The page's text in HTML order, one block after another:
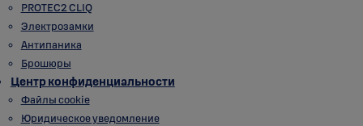
PROTEC2 CLIQ
Электрозамки
Антипаника
Брошюры
Центр конфиденциальности
Файлы cookie
Юридическое уведомление